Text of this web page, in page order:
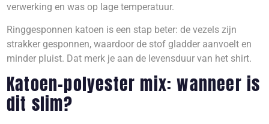
verwerking en was op lage temperatuur.
Ringgesponnen katoen is een stap beter: de vezels zijn
strakker gesponnen, waardoor de stof gladder aanvoelt en
minder pluist. Dat merk je aan de levensduur van het shirt.
Katoen-polyester mix: wanneer is
dit slim?